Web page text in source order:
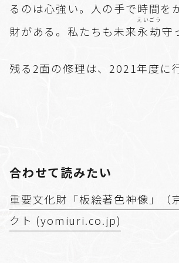
るのは心強い。人の手で時間を
財がある。私たちも未来永劫
えいごう
守
残る2面の修理は、2021年度に
合わせて読みたい
重要文化財「板絵著色神像」（
クト (yomiuri.co.jp)